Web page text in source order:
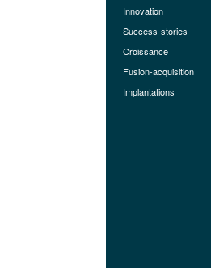
Innovation
Success-stories
Croissance
Fusion-acquisition
Implantations